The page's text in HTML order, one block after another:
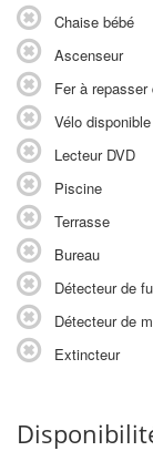
Chaise bébé
Ascenseur
Fer à repasser
Vélo disponible
Lecteur DVD
Piscine
Terrasse
Bureau
Détecteur de
Détecteur de
Extincteur